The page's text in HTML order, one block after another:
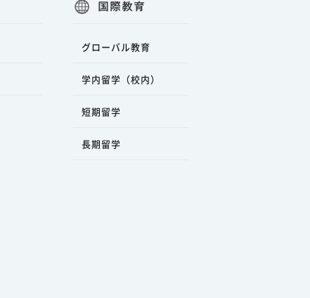
国際教育
グローバル教育
学内留学（校内）
短期留学
長期留学